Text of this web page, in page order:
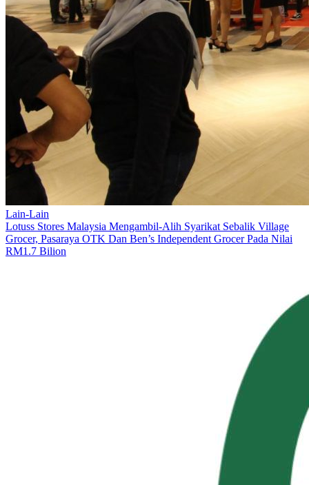
Lain-Lain
Lotuss Stores Malaysia Mengambil-Alih Syarikat Sebalik Village
Grocer, Pasaraya OTK Dan Ben’s Independent Grocer Pada Nilai
RM1.7 Bilion